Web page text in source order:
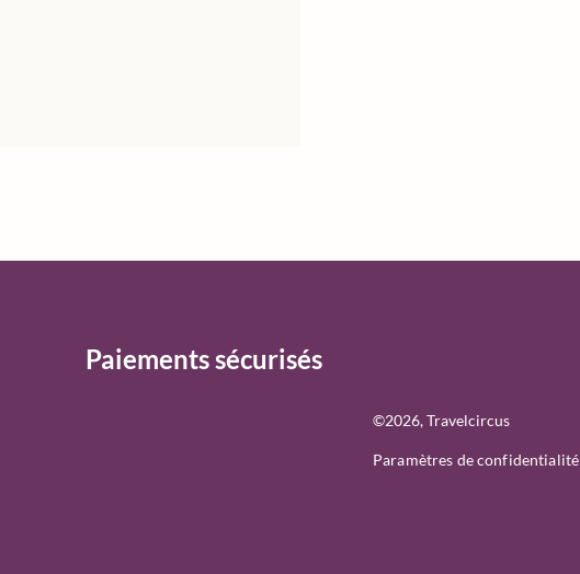
Paiements sécurisés
©2026, Travelcircus
Paramètres de confidentialité